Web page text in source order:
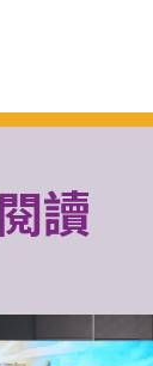
讀